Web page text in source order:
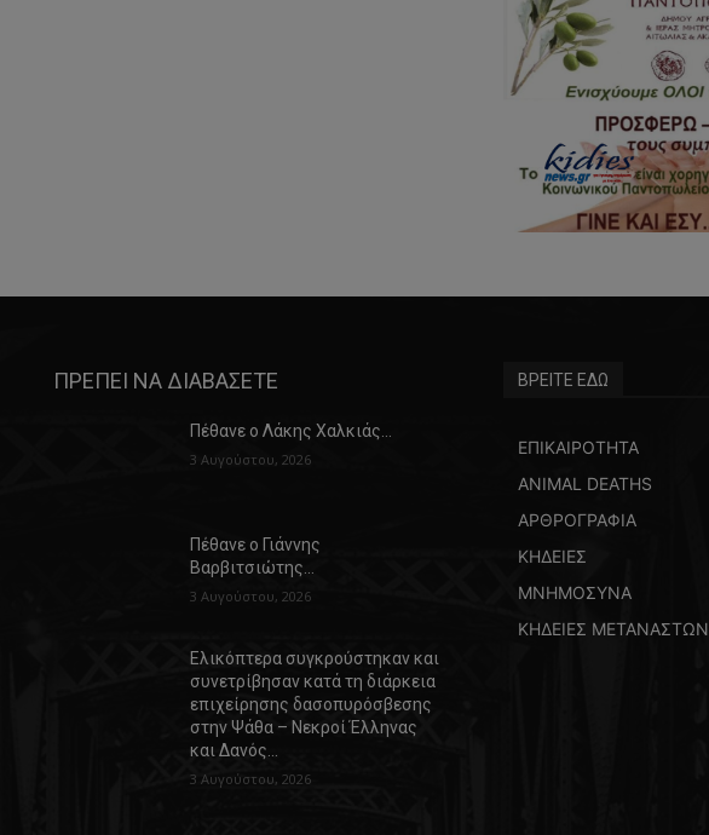
ΠΡΕΠΕΙ ΝΑ ΔΙΑΒΑΣΕΤΕ
Πέθανε ο Λάκης Χαλκιάς…
3 Αυγούστου, 2026
Πέθανε ο Γιάννης
Βαρβιτσιώτης…
3 Αυγούστου, 2026
Ελικόπτερα συγκρούστηκαν και
συνετρίβησαν κατά τη διάρκεια
επιχείρησης δασοπυρόσβεσης
στην Ψάθα – Νεκροί Έλληνας
και Δανός…
3 Αυγούστου, 2026
ΒΡΕΙΤΕ ΕΔΩ
ΕΠΙΚΑΙΡΟΤΗΤΑ
ANIMAL DEATHS
ΑΡΘΡΟΓΡΑΦΙΑ
ΚΗΔΕΙΕΣ
ΜΝΗΜΟΣΥΝΑ
ΚΗΔΕΙΕΣ ΜΕΤΑΝΑΣΤΩΝ